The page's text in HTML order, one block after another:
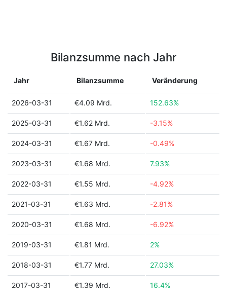
Bilanzsumme nach Jahr
Jahr Bilanzsumme Veränderung
2026-03-31 €4.09 Mrd. 152.63%
2025-03-31 €1.62 Mrd. -3.15%
2024-03-31 €1.67 Mrd. -0.49%
2023-03-31 €1.68 Mrd. 7.93%
2022-03-31 €1.55 Mrd. -4.92%
2021-03-31 €1.63 Mrd. -2.81%
2020-03-31 €1.68 Mrd. -6.92%
2019-03-31 €1.81 Mrd. 2%
2018-03-31 €1.77 Mrd. 27.03%
2017-03-31 €1.39 Mrd. 16.4%